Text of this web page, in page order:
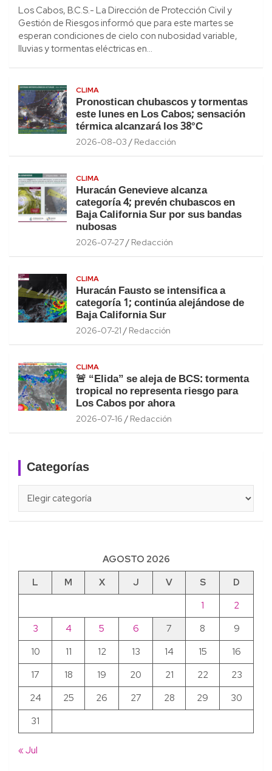
Los Cabos, B.C.S.- La Dirección de Protección Civil y
Gestión de Riesgos informó que para este martes se
esperan condiciones de cielo con nubosidad variable,
lluvias y tormentas eléctricas en…
CLIMA
Pronostican chubascos y tormentas
este lunes en Los Cabos; sensación
térmica alcanzará los 38°C
2026-08-03 Redacción
CLIMA
Huracán Genevieve alcanza
categoría 4; prevén chubascos en
Baja California Sur por sus bandas
nubosas
2026-07-27 Redacción
CLIMA
Huracán Fausto se intensifica a
categoría 1; continúa alejándose de
Baja California Sur
2026-07-21 Redacción
CLIMA
🚨 “Elida” se aleja de BCS: tormenta
tropical no representa riesgo para
Los Cabos por ahora
2026-07-16 Redacción
Categorías
AGOSTO 2026
L
M X J V S
D
1
2
3
4 5 6 7 8
9
10
11 12 13 14 15
16
17
18 19 20 21 22
23
24
25 26 27 28 29
30
31
« Jul